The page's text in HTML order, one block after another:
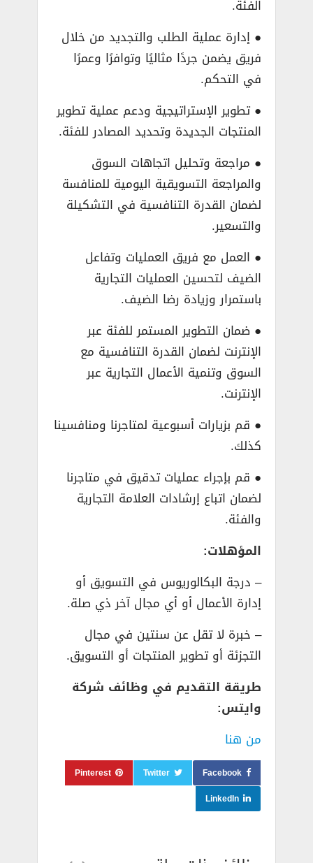
الفئة.
● إدارة عملية الطلب والتجديد من خلال
فريق يضمن جردًا مثاليًا وتوافرًا وعمرًا
في التحكم.
● تطوير الإستراتيجية ودعم عملية تطوير
المنتجات الجديدة وتحديد المصادر للفئة.
● مراجعة وتحليل اتجاهات السوق
والمراجعة التسويقية اليومية للمنافسة
لضمان القدرة التنافسية في التشكيلة
والتسعير.
● العمل مع فريق العمليات وتفاعل
الضيف لتحسين العمليات التجارية
باستمرار وزيادة رضا الضيف.
● ضمان التطوير المستمر للفئة عبر
الإنترنت لضمان القدرة التنافسية مع
السوق وتنمية الأعمال التجارية عبر
الإنترنت.
● قم بزيارات أسبوعية لمتاجرنا ومنافسينا
كذلك.
● قم بإجراء عمليات تدقيق في متاجرنا
لضمان اتباع إرشادات العلامة التجارية
والفئة.
المؤهلات:
– درجة البكالوريوس في التسويق أو
إدارة الأعمال أو أي مجال آخر ذي صلة.
– خبرة لا تقل عن سنتين في مجال
التجزئة أو تطوير المنتجات أو التسويق.
طريقة التقديم في وظائف شركة
وايتس:
من هنا
Facebook
Twitter
Pinterest
LinkedIn